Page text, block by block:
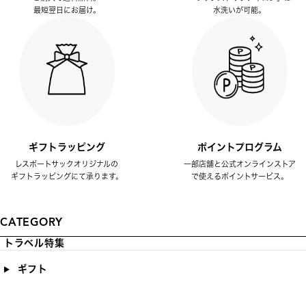
最短翌日にお届け。
水洗いが可能。
ギフトラッピング
レスポートサックオリジナルの
ギフトラッピングにて承ります。
ポイントプログラム
一部店舗と公式オンラインストア
で使えるポイントサービス。
CATEGORY
トラベル特集
ギフト